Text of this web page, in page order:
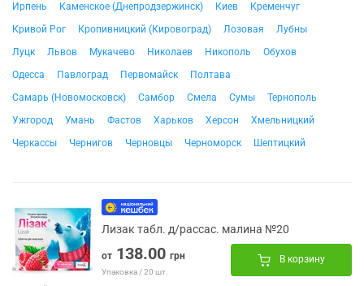
Ирпень
Каменское (Днепродзержинск) Киев
Кременчуг
Кривой Рог
Кропивницкий (Кировоград) Лозовая
Лубны
Луцк
Львов Мукачево Николаев Никополь
Обухов
Одесса
Павлоград Первомайск
Полтава
Самарь (Новомосковск)
Самбор Смела Сумы
Тернополь
Ужгород
Умань Фастов Харьков Херсон
Хмельницкий
Черкассы
Чернигов Черновцы Черноморск Шептицкий
Лизак табл. д/рассас. малина №20
от 138.00 грн
Упаковка / 20 шт.
В корзину